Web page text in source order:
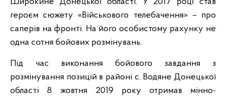
героєм сюжету «Військового телебачення» – про
саперів на фронті. На його особистому рахунку не
одна сотня бойових розмінувань.
Під час виконання бойового завдання з
розмінування позицій в районі с. Водяне Донецької
області 8 жовтня 2019 року отримав мінно-